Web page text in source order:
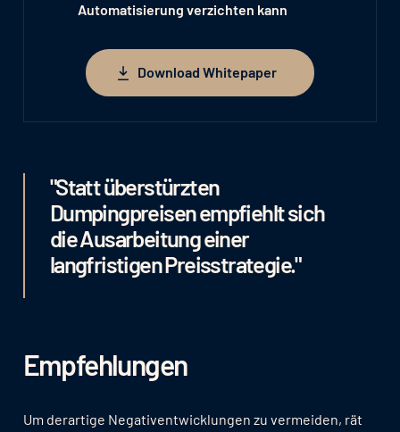
"Statt überstürzten
Dumpingpreisen empfiehlt sich
die Ausarbeitung einer
langfristigen Preisstrategie."
Empfehlungen
Um derartige Negativentwicklungen zu vermeiden, rät
Automatisierung verzichten kann
Download Whitepaper
Download Whitepaper